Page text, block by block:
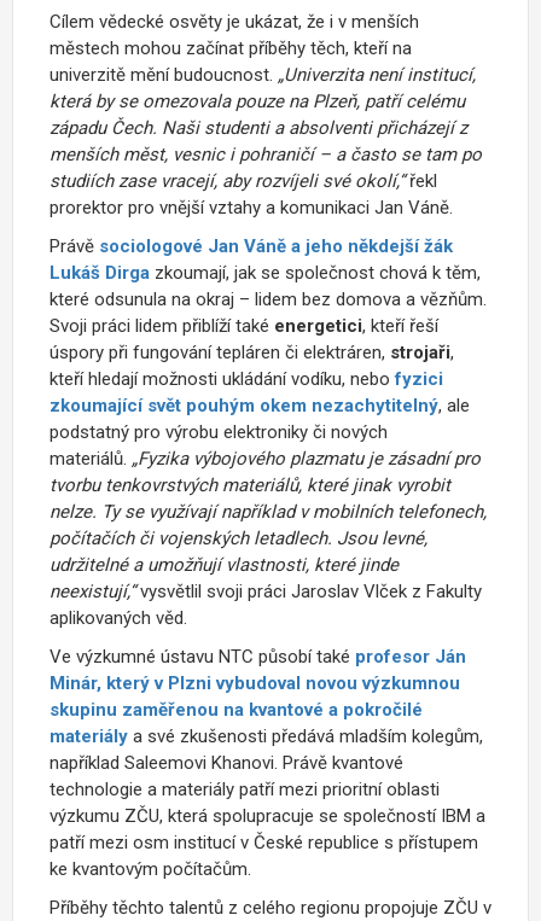
Cílem vědecké osvěty je ukázat, že i v menších
městech mohou začínat příběhy těch, kteří na
univerzitě mění budoucnost. „Univerzita není institucí,
která by se omezovala pouze na Plzeň, patří celému
západu Čech. Naši studenti a absolventi přicházejí z
menších měst, vesnic i pohraničí – a často se tam po
studiích zase vracejí, aby rozvíjeli své okolí,“řekl
prorektor pro vnější vztahy a komunikaci Jan Váně.
Právě sociologové Jan Váně a jeho někdejší žák
Lukáš Dirga zkoumají, jak se společnost chová k těm,
které odsunula na okraj – lidem bez domova a vězňům.
Svoji práci lidem přiblíží také energetici, kteří řeší
úspory při fungování tepláren či elektráren, strojaři,
kteří hledají možnosti ukládání vodíku, nebofyzici
zkoumající svět pouhým okem nezachytitelný, ale
podstatný pro výrobu elektroniky či nových
materiálů. „Fyzika výbojového plazmatu je zásadní pro
tvorbu tenkovrstvých materiálů, které jinak vyrobit
nelze. Ty se využívají například v mobilních telefonech,
počítačích či vojenských letadlech. Jsou levné,
udržitelné a umožňují vlastnosti, které jinde
neexistují,“vysvětlil svoji práci Jaroslav Vlček z Fakulty
aplikovaných věd.
Ve výzkumné ústavu NTC působí také profesor Ján
Minár, který v Plzni vybudoval novou výzkumnou
skupinu zaměřenou na kvantové a pokročilé
materiály a své zkušenosti předává mladším kolegům,
například Saleemovi Khanovi. Právě kvantové
technologie a materiály patří mezi prioritní oblasti
výzkumu ZČU, která spolupracuje se společností IBM a
patří mezi osm institucí v České republice s přístupem
ke kvantovým počítačům.
Příběhy těchto talentů z celého regionu propojuje ZČU v